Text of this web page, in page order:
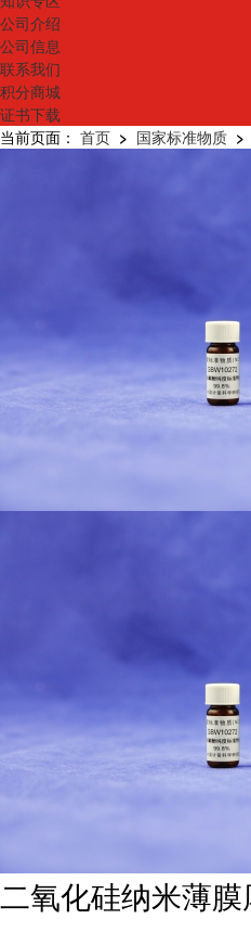
公司介绍
公司信息
联系我们
积分商城
证书下载
当前页面： 首页 > 国家标准物质 >
二氧化硅纳米薄